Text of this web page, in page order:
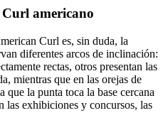
Curl americano
Curl es, sin duda, la
diferentes arcos de inclinación:
rectas, otros presentan las
mientras que en las orejas de
que la punta toca la base cercana
las exhibiciones y concursos, las